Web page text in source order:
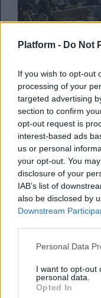
Platform - Do Not
If you wish to opt-out
processing of your
targeted advertising
section to confirm
opt-out request is
interest-based ads
us or personal
your opt-out. You
disclosure of your
IAB’s list of
also be disclosed by
Downstream
Personal Data
I want to opt-out
personal data.
Opted In
σπουδές
Ελλάδα και
Η μεγαλύτερη
μέσο όρο στις
Ναταλία Πετρίτη